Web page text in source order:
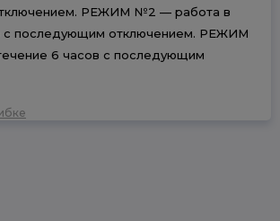
РЕЖИМ №2 — работа в
с последующим отключением. РЕЖИМ
6 часов с последующим